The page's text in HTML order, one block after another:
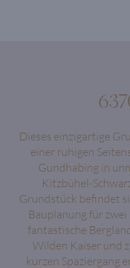
Dieses einzigartige
einer ruhigen
Gundhabing in
Kitzbühel-
Grundstück befindet
Bauplanung für
fantastische
Wilden Kaiser und
kurzen Spaziergang